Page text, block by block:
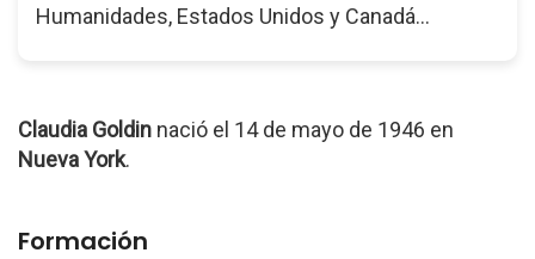
Humanidades, Estados Unidos y Canadá...
Claudia Goldin nació el 14 de mayo de 1946 en
Nueva York.
Formación